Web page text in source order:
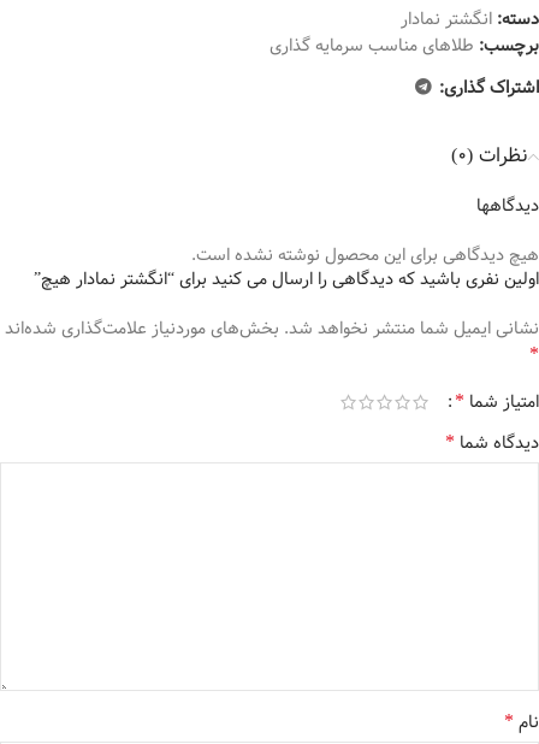
دسته: انگشتر نمادار
برچسب: طلاهای مناسب سرمایه گذاری
اشتراک گذاری:
نظرات (0)
دیدگاهها
هیچ دیدگاهی برای این محصول نوشته نشده است.
اولین نفری باشید که دیدگاهی را ارسال می کنید برای “انگشتر نمادار هیچ”
نشانی ایمیل شما منتشر نخواهد شد. بخش‌های موردنیاز علامت‌گذاری شده‌اند
*
امتیاز شما *
دیدگاه شما *
نام *